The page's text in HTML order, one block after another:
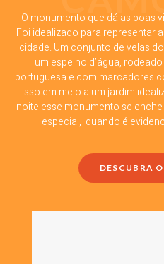
O monumento que dá as boas
Foi idealizado para representar
cidade. Um conjunto de velas
um espelho d’água,
portuguesa e com marcadores
isso em meio a um jardim
noite esse monumento se
especial, quando é
DESCUBRA